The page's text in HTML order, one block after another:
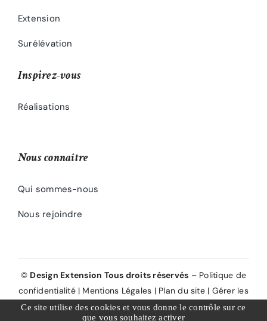
Ce site utilise des cookies et vous donne le contrôle sur ce
que vous souhaitez activer
Extension
Surélévation
Inspirez-vous
Réalisations
Nous connaître
Qui sommes-nous
Nous rejoindre
© Design Extension Tous droits réservés – Politique de
confidentialité| Mentions Légales | Plan du site| Gérer les
COOKIES